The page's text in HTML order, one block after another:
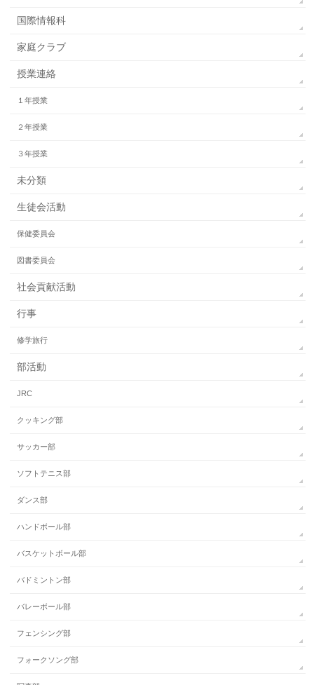
国際情報科
家庭クラブ
授業連絡
１年授業
２年授業
３年授業
未分類
生徒会活動
保健委員会
図書委員会
社会貢献活動
行事
修学旅行
部活動
JRC
クッキング部
サッカー部
ソフトテニス部
ダンス部
ハンドボール部
バスケットボール部
バドミントン部
バレーボール部
フェンシング部
フォークソング部